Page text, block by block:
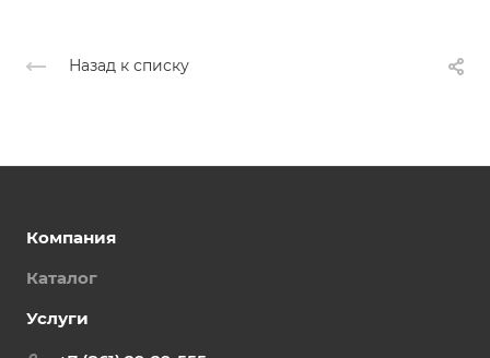
Назад к списку
Компания
Каталог
Услуги